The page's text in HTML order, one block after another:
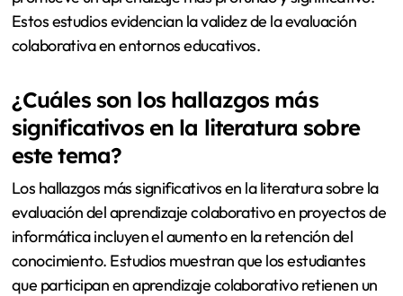
Estos estudios evidencian la validez de la evaluación
colaborativa en entornos educativos.
¿Cuáles son los hallazgos más
significativos en la literatura sobre
este tema?
Los hallazgos más significativos en la literatura sobre la
evaluación del aprendizaje colaborativo en proyectos de
informática incluyen el aumento en la retención del
conocimiento. Estudios muestran que los estudiantes
que participan en aprendizaje colaborativo retienen un